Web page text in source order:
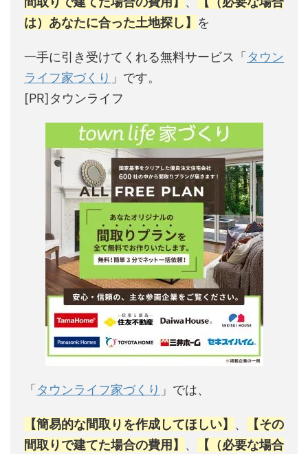
は）あなたに合った土地探し】 を
一手に引き受けてくれる無料サービス「 タウン
ライフ家づくり 」です。
[PR]タウンライフ
「 タウンライフ家づくり 」では、
【簡易的な間取りを作成してほしい】 、
【その
間取りで建てた場合の費用】 、
【（必要な場合